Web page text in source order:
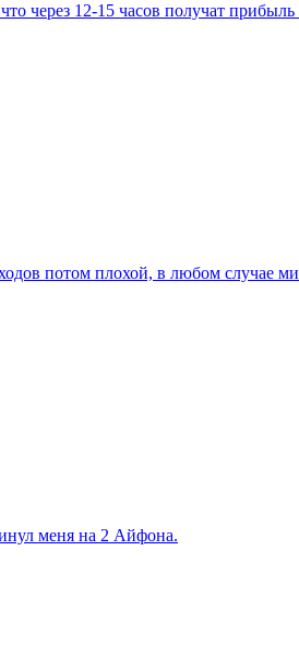
через 12-15 часов получат
потом плохой, в любом случае
меня на 2 Айфона.